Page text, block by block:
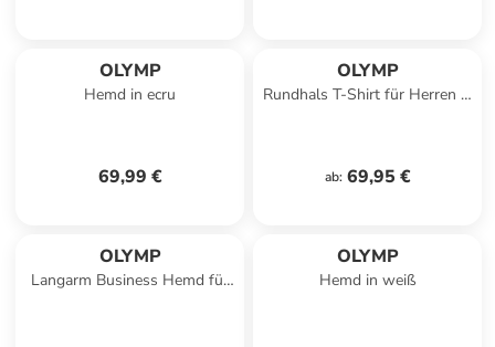
OLYMP
Hemd in ecru
69,99 €
OLYMP
Rundhals T-Shirt für Herren in
ab: 69,95 €
OLYMP
Langarm Business Hemd für
OLYMP
Hemd in weiß